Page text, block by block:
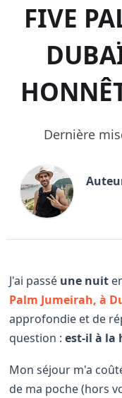
FIVE
Dernière
J'ai passé une nuit
Palm Jumeirah, à
approfondie et de
question :est-il à la
Mon séjour m'a
de ma poche (hors